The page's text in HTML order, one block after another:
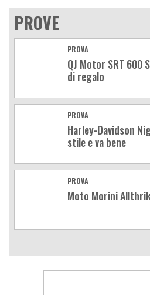
PROVE
PROVA
QJ Motor SRT 600
di regalo
PROVA
Harley-Davidson
stile e va bene
PROVA
Moto Morini